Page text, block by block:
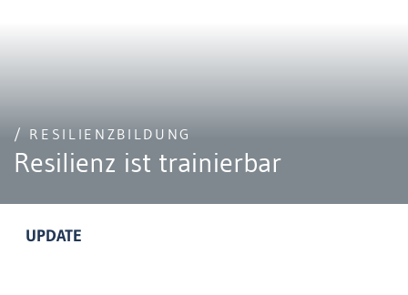
/ RESILIENZBILDUNG
Resilienz ist trainierbar
UPDATE